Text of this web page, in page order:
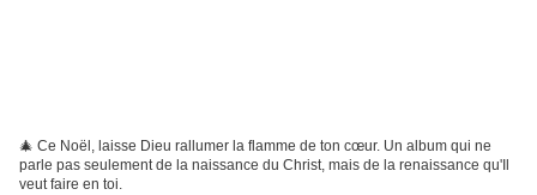
🎄 Ce Noël, laisse Dieu rallumer la flamme de ton cœur. Un album qui ne
parle pas seulement de la naissance du Christ, mais de la renaissance qu'Il
veut faire en toi.